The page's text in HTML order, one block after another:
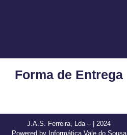
Forma de Entrega
J.A.S. Ferreira, Lda – | 2024
Powered by Informática Vale do Sousa